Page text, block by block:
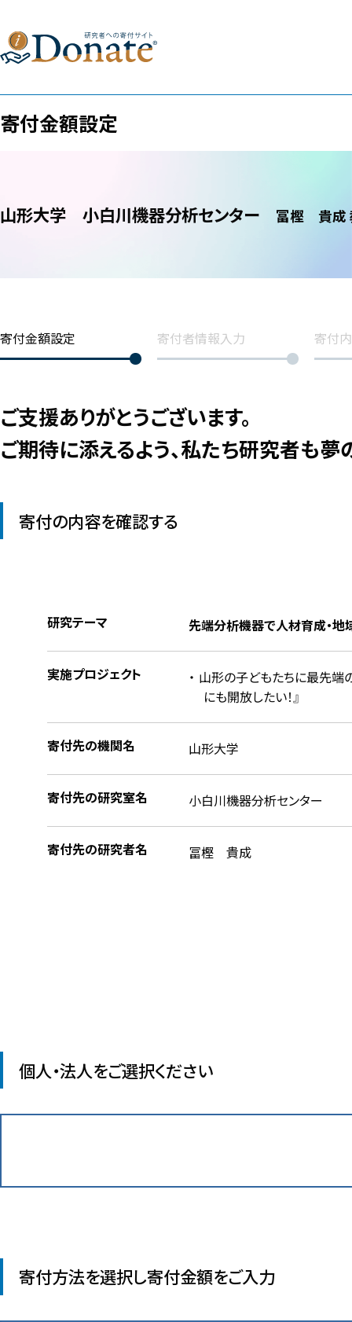
寄付金額設定
山形大学 小白川機器分析センター 冨樫 貴成
寄付金額設定 寄付者情報入力 寄付
ご支援ありがとうございます。
ご期待に添えるよう、私たち研究者も夢
寄付の内容を確認する
研究テーマ 先端分析機器で人材育成・地
実施プロジェクト 山形の子どもたちに最先端
にも開放したい！』
寄付先の機関名 山形大学
寄付先の研究室名 小白川機器分析センター
寄付先の研究者名 冨樫 貴成
個人・法人をご選択ください
寄付方法を選択し寄付金額をご入力